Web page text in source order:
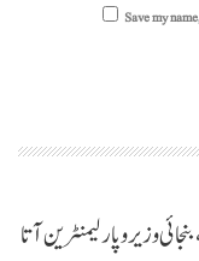
Save my
وزیر و پارلیمنٹرین آتا